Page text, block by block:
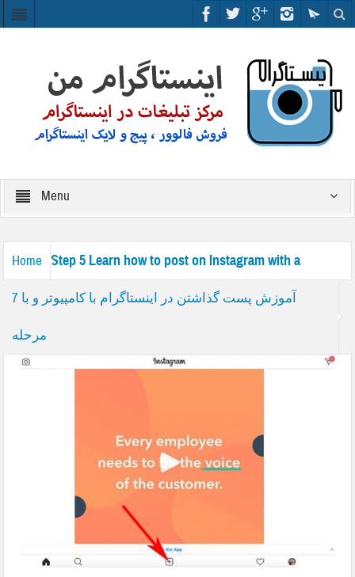
Menu
Home
آموزش پست گذاشتن در اینستاگرام با کامپیوتر و با 7
مرحله
Step 5 Learn how to post on Instagram with a